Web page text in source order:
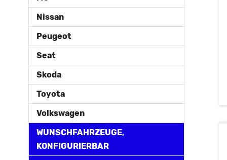
Nissan
Peugeot
Seat
Skoda
Toyota
Volkswagen
WUNSCHFAHRZEUGE,
KONFIGURIERBAR